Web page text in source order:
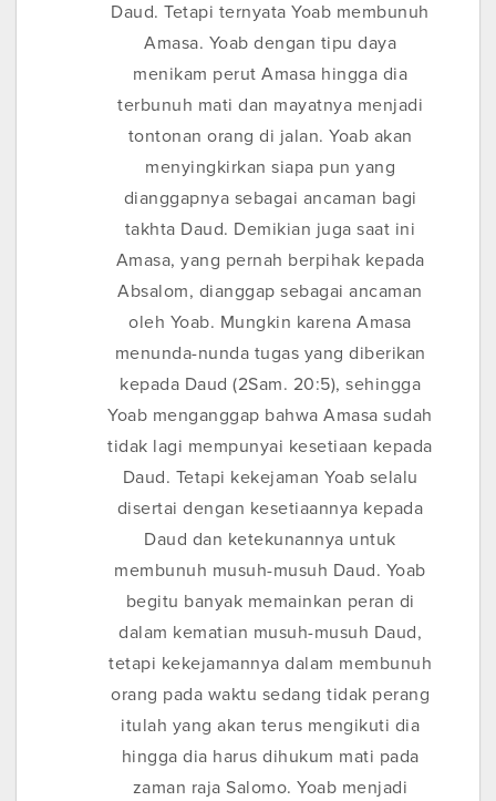
Daud. Tetapi ternyata Yoab membunuh
Amasa. Yoab dengan tipu daya
menikam perut Amasa hingga dia
terbunuh mati dan mayatnya menjadi
tontonan orang di jalan. Yoab akan
menyingkirkan siapa pun yang
dianggapnya sebagai ancaman bagi
takhta Daud. Demikian juga saat ini
Amasa, yang pernah berpihak kepada
Absalom, dianggap sebagai ancaman
oleh Yoab. Mungkin karena Amasa
menunda-nunda tugas yang diberikan
kepada Daud (2Sam. 20:5), sehingga
Yoab menganggap bahwa Amasa sudah
tidak lagi mempunyai kesetiaan kepada
Daud. Tetapi kekejaman Yoab selalu
disertai dengan kesetiaannya kepada
Daud dan ketekunannya untuk
membunuh musuh-musuh Daud. Yoab
begitu banyak memainkan peran di
dalam kematian musuh-musuh Daud,
tetapi kekejamannya dalam membunuh
orang pada waktu sedang tidak perang
itulah yang akan terus mengikuti dia
hingga dia harus dihukum mati pada
zaman raja Salomo. Yoab menjadi